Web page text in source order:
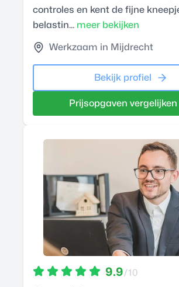
controles en kent de fijne
belastin... meer bekijken
Werkzaam in Mijdrecht
Bekijk profiel
Prijsopgaven vergelijken
9.9/10